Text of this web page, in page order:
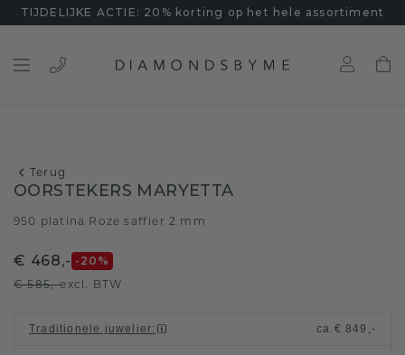
TIJDELIJKE ACTIE: 20% korting op het hele assortiment
Terug
OORSTEKERS MARYETTA
950 platina Roze saffier 2 mm
€ 468,- -20 %
€ 585,-excl. BTW
Traditionele juwelier: ca. € 849,-